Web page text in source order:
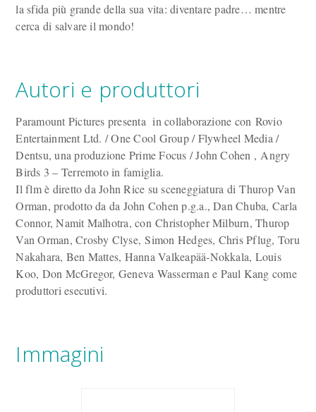
la sfida più grande della sua vita: diventare padre… mentre
cerca di salvare il mondo!
Autori e produttori
Paramount Pictures presenta in collaborazione con Rovio
Entertainment Ltd. / One Cool Group / Flywheel Media /
Dentsu, una produzione Prime Focus / John Cohen , Angry
Birds 3 – Terremoto in famiglia.
Il flm è diretto da John Rice su sceneggiatura di Thurop Van
Orman, prodotto da da John Cohen p.g.a., Dan Chuba, Carla
Connor, Namit Malhotra, con Christopher Milburn, Thurop
Van Orman, Crosby Clyse, Simon Hedges, Chris Pflug, Toru
Nakahara, Ben Mattes, Hanna Valkeapää-Nokkala, Louis
Koo, Don McGregor, Geneva Wasserman e Paul Kang come
produttori esecutivi.
Immagini